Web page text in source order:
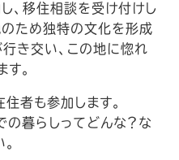
、移住相談を受け付けし
のため独特の文化を形成
き交い、この地に惚れ
。
者も参加します。
の暮らしってどんな？な